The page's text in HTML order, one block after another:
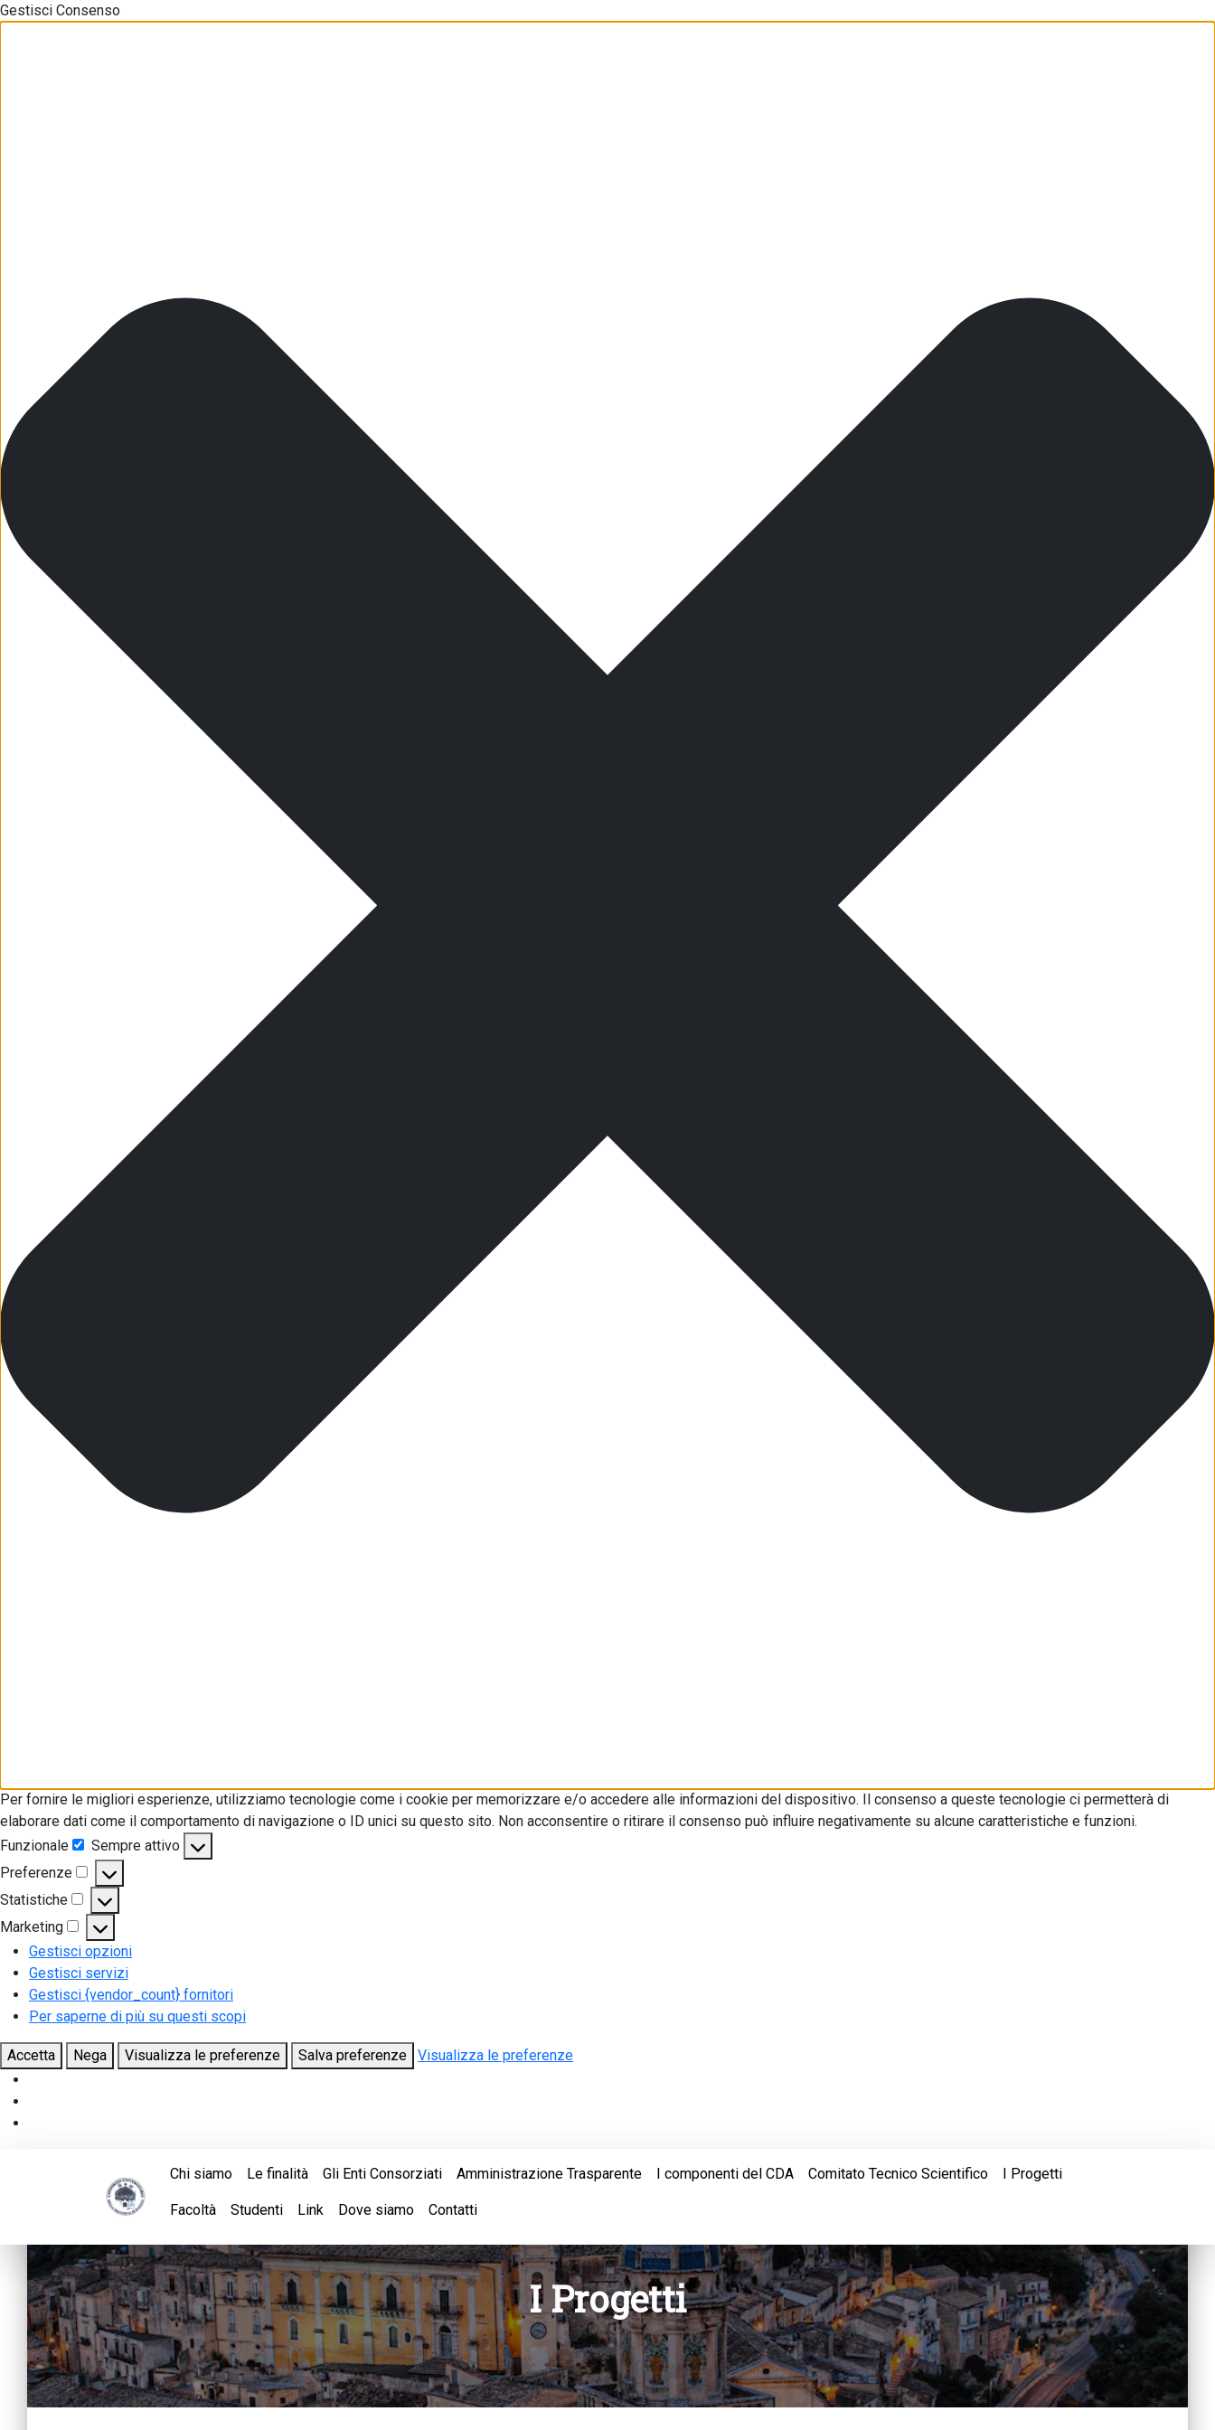
Gestisci Consenso
Per fornire le migliori esperienze, utilizziamo tecnologie come i cookie per memorizzare e/o accedere alle informazioni del dispositivo. Il consenso a queste tecnologie ci permetterà di
elaborare dati come il comportamento di navigazione o ID unici su questo sito. Non acconsentire o ritirare il consenso può influire negativamente su alcune caratteristiche e funzioni.
Funzionale
Funzionale
Sempre attivo
Preferenze
Preferenze
Statistiche
Statistiche
Marketing
Marketing
Gestisci opzioni
Gestisci servizi
Gestisci {vendor_count} fornitori
Per saperne di più su questi scopi
Accetta Nega Visualizza le preferenze Salva preferenze Visualizza le preferenze
Chi siamo Le finalità Gli Enti Consorziati Amministrazione Trasparente I componenti del CDA Comitato Tecnico Scientifico I Progetti
Facoltà Studenti Link Dove siamo Contatti
I Progetti